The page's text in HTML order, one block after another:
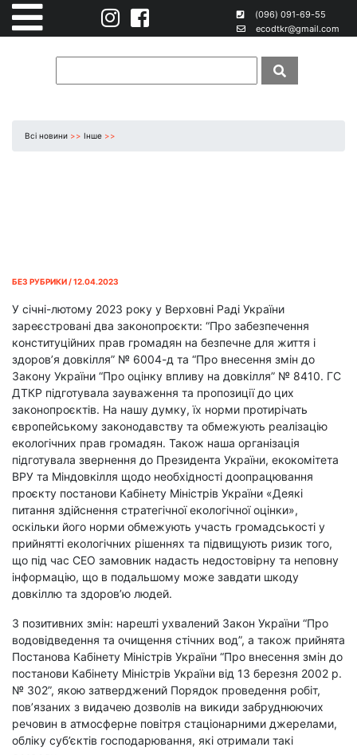
(096) 091-69-55
ecodtkr@gmail.com
Всі новини >> Інше >>
БЕЗ РУБРИКИ / 12.04.2023
У січні-лютому 2023 року у Верховні Раді України
зареєстровані два законопроєкти: “Про забезпечення
конституційних прав громадян на безпечне для життя і
здоров’я довкілля” № 6004-д та “Про внесення змін до
Закону України “Про оцінку впливу на довкілля” № 8410. ГС
ДТКР підготувала зауваження та пропозиції до цих
законопроєктів. На нашу думку, їх норми протирічать
європейському законодавству та обмежують реалізацію
екологічних прав громадян. Також наша організація
підготувала звернення до Президента України, екокомітета
ВРУ та Міндовкілля щодо необхідності доопрацювання
проєкту постанови Кабінету Міністрів України «Деякі
питання здійснення стратегічної екологічної оцінки»,
оскільки його норми обмежують участь громадськості у
прийнятті екологічних рішеннях та підвищують ризик того,
що під час СЕО замовник надасть недостовірну та неповну
інформацію, що в подальшому може завдати шкоду
довкіллю та здоров’ю людей.
З позитивних змін: нарешті ухвалений Закон України “Про
водовідведення та очищення стічних вод”, а також прийнята
Постанова Кабінету Міністрів України “Про внесення змін до
постанови Кабінету Міністрів України від 13 березня 2002 р.
№ 302”, якою затверджений Порядок проведення робіт,
пов’язаних з видачею дозволів на викиди забруднюючих
речовин в атмосферне повітря стаціонарними джерелами,
обліку суб’єктів господарювання, які отримали такі